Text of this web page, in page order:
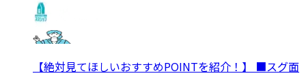
【絶対見てほしいおすすめPOINTを紹介！】 ■スグ面